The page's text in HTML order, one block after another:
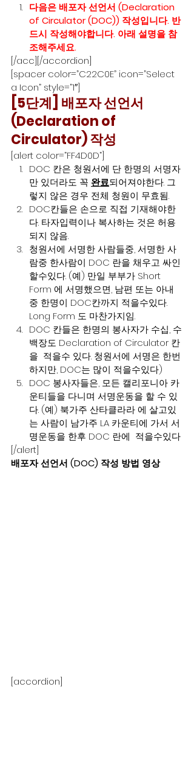
다음은 배포자 선언서 (Declaration
of Circulator (DOC)) 작성입니다. 반
드시 작성해야합니다. 아래 설명을 참
조해주세요.
[/acc][/accordion]
[spacer color=”C22C0E” icon=”Select
a Icon” style=”1″]
[5단계] 배포자 선언서
(Declaration of
Circulator) 작성
[alert color=”FF4D0D”]
DOC 칸은 청원서에 단 한명의 서명자
만 있더라도 꼭 완료되어져야한다. 그
렇지 않은 경우 전체 청원이 무효됨.
DOC칸들은 손으로 직접 기재해야한
다. 타자입력이나 복사하는 것은 허용
되지 않음.
청원서에 서명한 사람들중, 서명한 사
람중 한사람이 DOC 란을 채우고 싸인
할수있다. (예) 만일 부부가 Short
Form 에 서명했으면, 남편 또는 아내
중 한명이 DOC칸까지 적을수있다.
Long Form 도 마찬가지임.
DOC 칸들은 한명의 봉사자가 수십, 수
백장도 Declaration of Circulator 칸
을  적을수 있다. 청원서에 서명은 한번
하지만, DOC는 많이 적을수있다)
DOC 봉사자들은, 모든 캘리포니아 카
운티들을 다니며 서명운동을 할 수 있
다. (예) 북가주 산타클라라 에 살고있
는 사람이 남가주 LA 카운티에 가서 서
명운동을 한후 DOC 란에  적을수있다
[/alert]
배포자 선언서 (DOC) 작성 방법 영상
[accordion]